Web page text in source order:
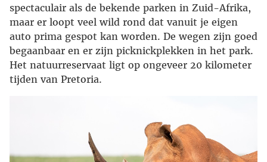
spectaculair als de bekende parken in Zuid-Afrika,
maar er loopt veel wild rond dat vanuit je eigen
auto prima gespot kan worden. De wegen zijn goed
begaanbaar en er zijn picknickplekken in het park.
Het natuurreservaat ligt op ongeveer 20 kilometer
tijden van Pretoria.